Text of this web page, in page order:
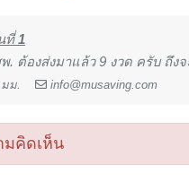
ที่1
ต้องส่งมาแล้ว 9 งวด ครับ ถึง
มม. info@musaving.com
มคิดเห็น